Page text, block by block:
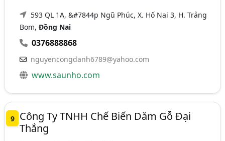
593 QL 1A, &#7844p Ngũ Phúc, X. Hố Nai 3, H. Trảng
Bom,Đồng Nai
0376888868
nguyencongdanh6789@yahoo.com
www.saunho.com
9
Công Ty TNHH Chế Biến Dăm Gỗ Đại
Thắng